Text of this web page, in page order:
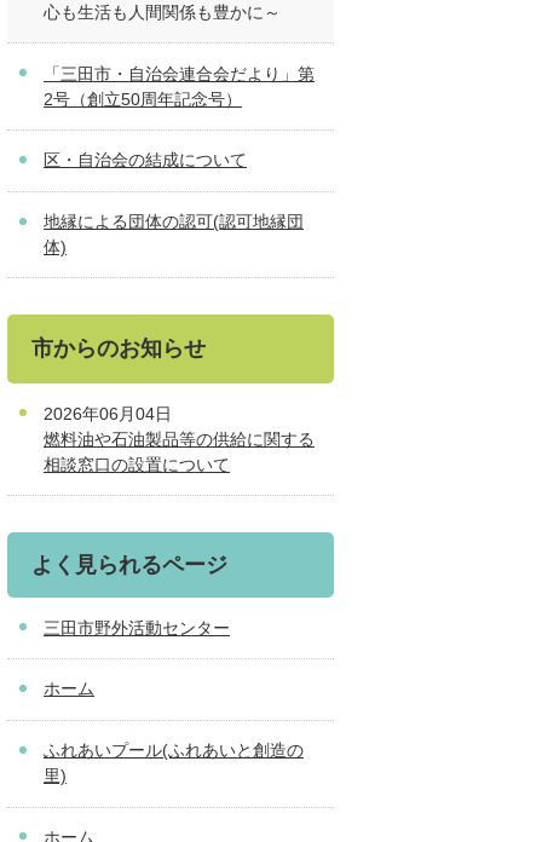
心も生活も人間関係も豊かに～
「三田市・自治会連合会だより」第
2号（創立50周年記念号）
区・自治会の結成について
地縁による団体の認可(認可地縁団
体)
市からのお知らせ
2026年06月04日
燃料油や石油製品等の供給に関する
相談窓口の設置について
よく見られるページ
三田市野外活動センター
ホーム
ふれあいプール(ふれあいと創造の
里)
ホーム